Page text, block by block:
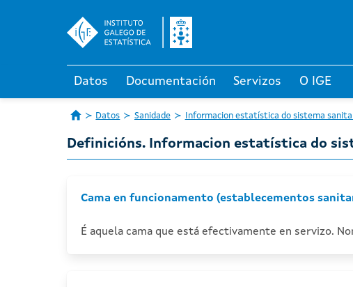
Datos Documentación Servizos O IGE
Datos Sanidade Informacion estatística do sistema
Definicións. Informacion estatística do
Cama en funcionamento (establecementos
É aquela cama que está efectivamente en servizo.